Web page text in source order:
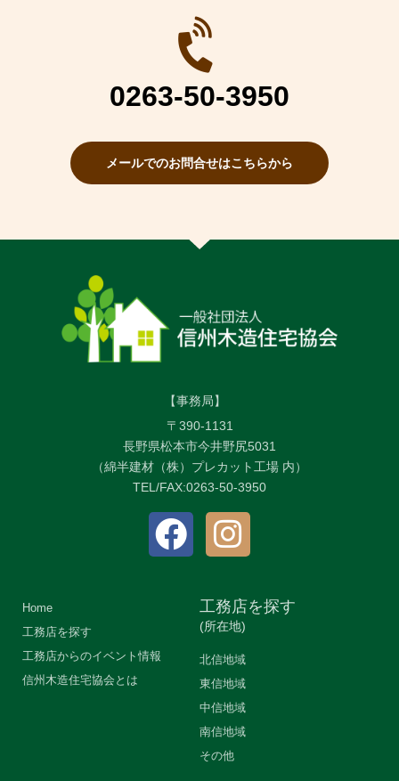
0263-50-3950
メールでのお問合せはこちらから
【事務局】
〒390-1131
長野県松本市今井野尻5031
（綿半建材（株）プレカット工場 内）
TEL/FAX:0263-50-3950
Home
工務店を探す
工務店からのイベント情報
信州木造住宅協会とは
工務店を探す
(所在地)
北信地域
東信地域
中信地域
南信地域
その他